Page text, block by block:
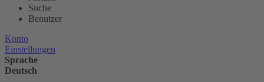
Suche
Benutzer
Konto
Einstellungen
Sprache
Deutsch